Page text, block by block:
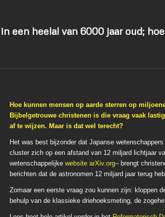
een heelal van 6000 jaar oud;
Hoe kunnen mensen op aarde sterren op
Bijbelgetrouwe christenen is die vraag vaak
af te wijzen. Maar is dat wel terecht?
Het was best bijzonder dat Japanse
cluster zich op een afstand van 12 miljard lichtjaar
wetenschappelijke website arXiv.org– brengt
berichten dat de astronomen 12 miljard jaar terug
Zomaar een eerste vraag zou kunnen zijn: kloppen
behulp van de klassieke driehoeksmeting, de